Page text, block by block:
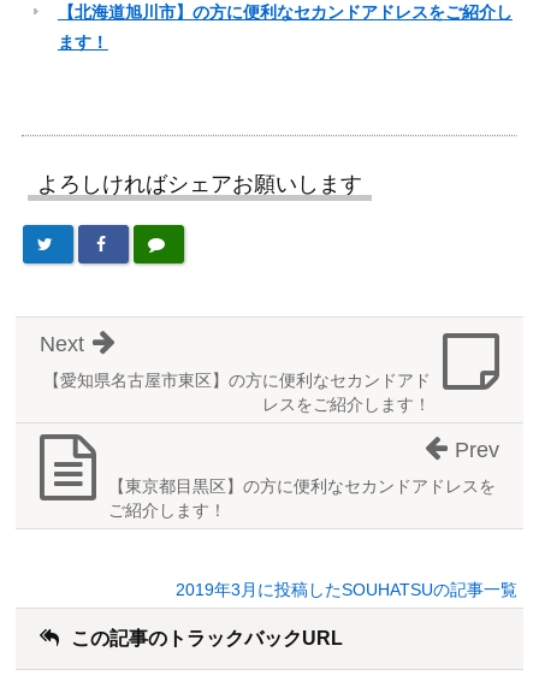
【北海道旭川市】の方に便利なセカンドアドレスをご紹介し
ます！
よろしければシェアお願いします
【愛知県名古屋市東区】の方に便利なセカンドアド
レスをご紹介します！
Next
【東京都目黒区】の方に便利なセカンドアドレスを
ご紹介します！
Prev
2019年3月に投稿したSOUHATSUの記事一覧
この記事のトラックバックURL